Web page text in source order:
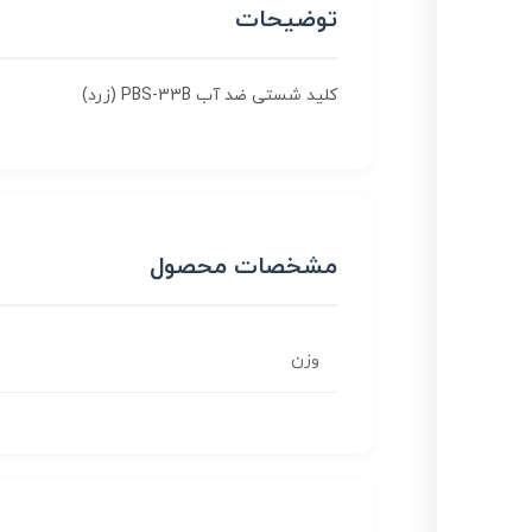
توضیحات
کلید شستی ضد آب PBS-33B (زرد)
مشخصات محصول
وزن